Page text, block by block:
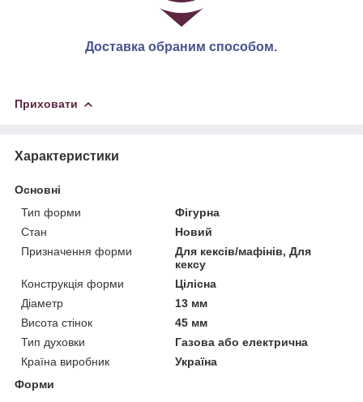
Доставка обраним способом.
Приховати
Характеристики
Основні
Тип форми
Фігурна
Стан
Новий
Призначення форми
Для кексів/мафінів, Для
кексу
Конструкція форми
Цілісна
Діаметр
13 мм
Висота стінок
45 мм
Тип духовки
Газова або електрична
Країна виробник
Україна
Форми